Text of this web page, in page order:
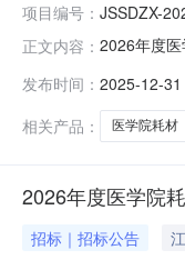
项目编号： JSSDZX-
正文内容： 2026年度
学仪器有限
扬州
发布时间： 2025-12-
相关产品：
医学院耗材
2026年度医学院
招标｜招标公告